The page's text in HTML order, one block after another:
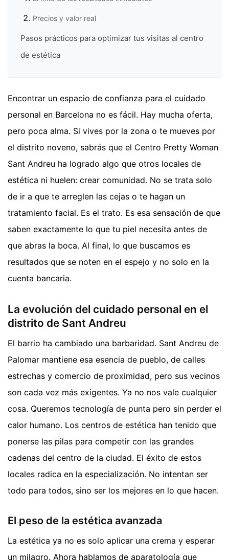
Precios y valor real
Pasos prácticos para optimizar tus visitas al centro
de estética
Encontrar un espacio de confianza para el cuidado
personal en Barcelona no es fácil. Hay mucha oferta,
pero poca alma. Si vives por la zona o te mueves por
el distrito noveno, sabrás que el Centro Pretty Woman
Sant Andreu ha logrado algo que otros locales de
estética ni huelen: crear comunidad. No se trata solo
de ir a que te arreglen las cejas o te hagan un
tratamiento facial. Es el trato. Es esa sensación de que
saben exactamente lo que tu piel necesita antes de
que abras la boca. Al final, lo que buscamos es
resultados que se noten en el espejo y no solo en la
cuenta bancaria.
La evolución del cuidado personal en el
distrito de Sant Andreu
El barrio ha cambiado una barbaridad. Sant Andreu de
Palomar mantiene esa esencia de pueblo, de calles
estrechas y comercio de proximidad, pero sus vecinos
son cada vez más exigentes. Ya no nos vale cualquier
cosa. Queremos tecnología de punta pero sin perder el
calor humano. Los centros de estética han tenido que
ponerse las pilas para competir con las grandes
cadenas del centro de la ciudad. El éxito de estos
locales radica en la especialización. No intentan ser
todo para todos, sino ser los mejores en lo que hacen.
El peso de la estética avanzada
La estética ya no es solo aplicar una crema y esperar
un milagro. Ahora hablamos de aparatología que